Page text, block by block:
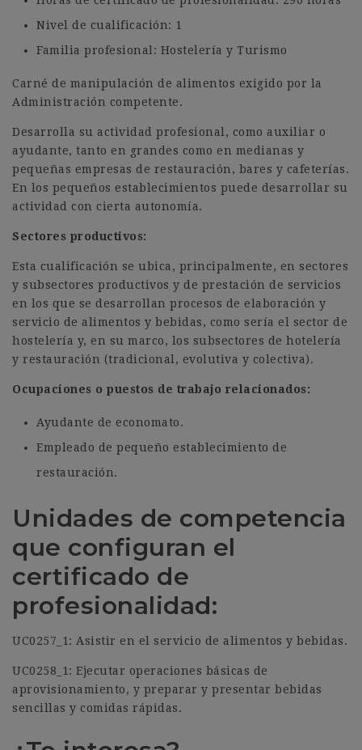
Nivel de cualificación: 1
Familia profesional: Hostelería y Turismo
Carné de manipulación de alimentos exigido por la
Administración competente.
Desarrolla su actividad profesional, como auxiliar o
ayudante, tanto en grandes como en medianas y
pequeñas empresas de restauración, bares y cafeterías.
En los pequeños establecimientos puede desarrollar su
actividad con cierta autonomía.
Sectores productivos:
Esta cualificación se ubica, principalmente, en sectores
y subsectores productivos y de prestación de servicios
en los que se desarrollan procesos de elaboración y
servicio de alimentos y bebidas, como sería el sector de
hostelería y, en su marco, los subsectores de hotelería
y restauración (tradicional, evolutiva y colectiva).
Ocupaciones o puestos de trabajo relacionados:
Ayudante de economato.
Empleado de pequeño establecimiento de
restauración.
Unidades de competencia
que configuran el
certificado de
profesionalidad:
UC0257_1: Asistir en el servicio de alimentos y bebidas.
UC0258_1: Ejecutar operaciones básicas de
aprovisionamiento, y preparar y presentar bebidas
sencillas y comidas rápidas.